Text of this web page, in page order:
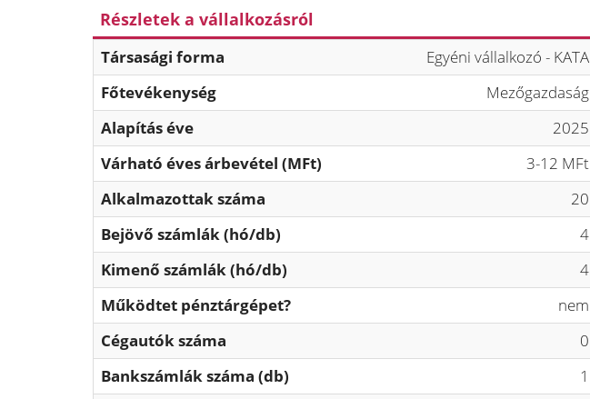
Részletek a vállalkozásról
Társasági forma
Egyéni vállalkozó - KATA
Főtevékenység
Mezőgazdaság
Alapítás éve
2025
Várható éves árbevétel (MFt)
3-12 MFt
Alkalmazottak száma
20
Bejövő számlák (hó/db)
4
Kimenő számlák (hó/db)
4
Működtet pénztárgépet?
nem
Cégautók száma
0
Bankszámlák száma (db)
1